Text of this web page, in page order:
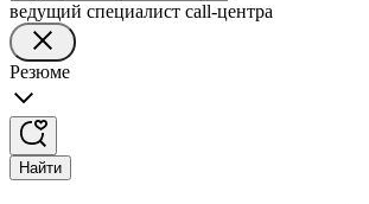
ведущий специалист call-центра
Резюме
Найти